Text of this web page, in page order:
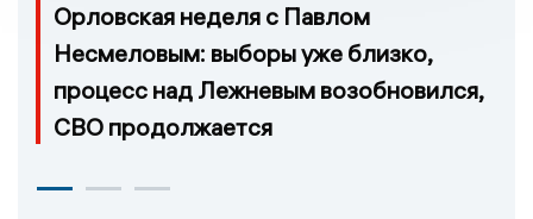
Орловская неделя с Павлом
Несмеловым: выборы уже близко,
процесс над Лежневым возобновился,
СВО продолжается